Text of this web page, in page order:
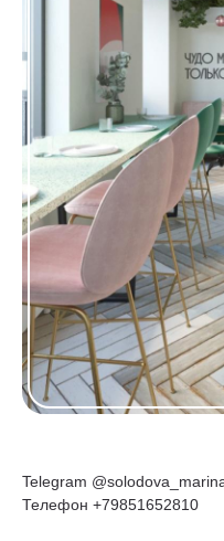
Telegram
Телефон +79851652810